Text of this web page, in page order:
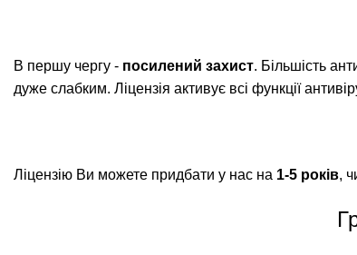
В першу чергу - посилений захист. Більшість
дуже слабким. Ліцензія активує всі функції
Ліцензію Ви можете придбати у нас на 1-5 років,